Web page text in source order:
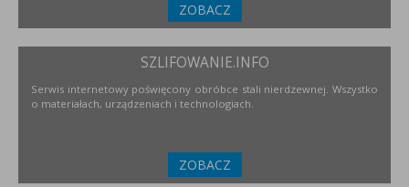
ZOBACZ
SZLIFOWANIE.INFO
Serwis internetowy poświęcony obróbce stali nierdzewnej. Wszystko
o materiałach, urządzeniach i technologiach.
ZOBACZ